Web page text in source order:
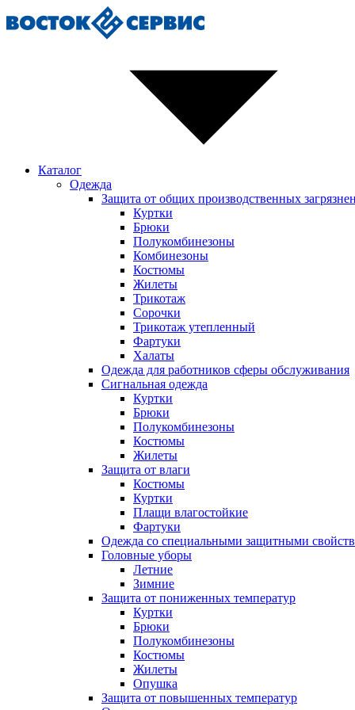
Каталог
Одежда
Защита от общих производственных
Куртки
Брюки
Полукомбинезоны
Комбинезоны
Костюмы
Жилеты
Трикотаж
Сорочки
Трикотаж утепленный
Фартуки
Халаты
Одежда для работников сферы обслуживания
Сигнальная одежда
Куртки
Брюки
Полукомбинезоны
Костюмы
Жилеты
Защита от влаги
Костюмы
Куртки
Плащи влагостойкие
Фартуки
Одежда со специальными защитными
Головные уборы
Летние
Зимние
Защита от пониженных температур
Куртки
Брюки
Полукомбинезоны
Костюмы
Жилеты
Опушка
Защита от повышенных температур